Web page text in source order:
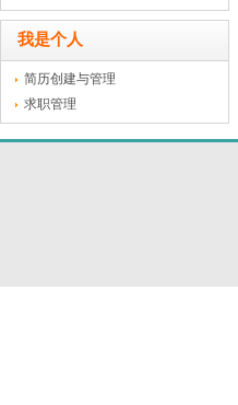
我是个人
简历创建与管理
求职管理